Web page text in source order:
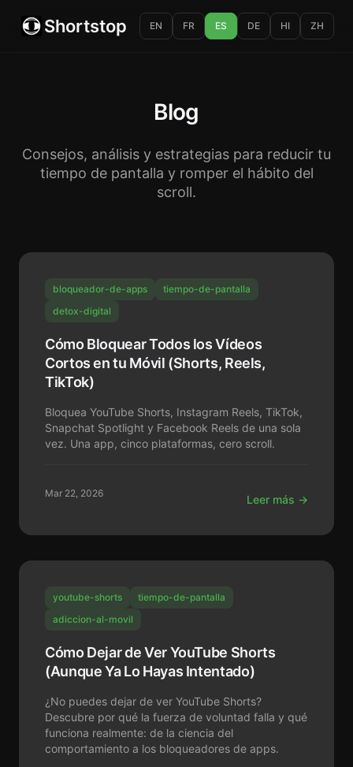
Shortstop EN FR ES DE HI ZH
Blog
Consejos, análisis y estrategias para reducir tu
tiempo de pantalla y romper el hábito del
scroll.
bloqueador-de-apps
tiempo-de-pantalla
detox-digital
Cómo Bloquear Todos los Vídeos
Cortos en tu Móvil (Shorts, Reels,
TikTok)
Bloquea YouTube Shorts, Instagram Reels, TikTok,
Snapchat Spotlight y Facebook Reels de una sola
vez. Una app, cinco plataformas, cero scroll.
Mar 22, 2026 Leer más →
youtube-shorts
tiempo-de-pantalla
adiccion-al-movil
Cómo Dejar de Ver YouTube Shorts
(Aunque Ya Lo Hayas Intentado)
¿No puedes dejar de ver YouTube Shorts?
Descubre por qué la fuerza de voluntad falla y qué
funciona realmente: de la ciencia del
comportamiento a los bloqueadores de apps.